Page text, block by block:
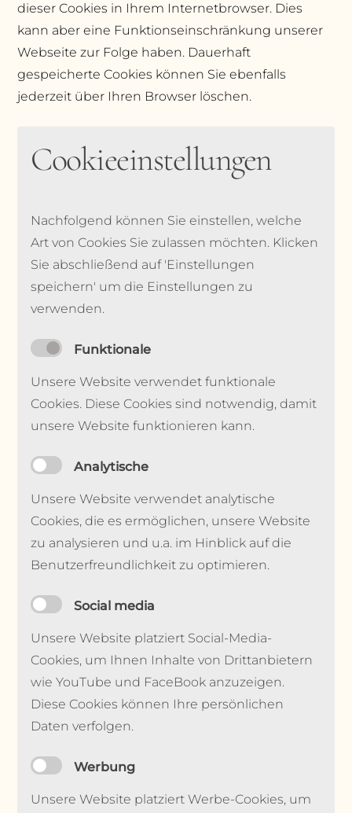
dieser Cookies in Ihrem Internetbrowser. Dies
kann aber eine Funktionseinschränkung unserer
Webseite zur Folge haben. Dauerhaft
gespeicherte Cookies können Sie ebenfalls
jederzeit über Ihren Browser löschen.
Cookieeinstellungen
Nachfolgend können Sie einstellen, welche
Art von Cookies Sie zulassen möchten. Klicken
Sie abschließend auf 'Einstellungen
speichern' um die Einstellungen zu
verwenden.
Funktionale
Unsere Website verwendet funktionale
Cookies. Diese Cookies sind notwendig, damit
unsere Website funktionieren kann.
Analytische
Unsere Website verwendet analytische
Cookies, die es ermöglichen, unsere Website
zu analysieren und u.a. im Hinblick auf die
Benutzerfreundlichkeit zu optimieren.
Social media
Unsere Website platziert Social-Media-
Cookies, um Ihnen Inhalte von Drittanbietern
wie YouTube und FaceBook anzuzeigen.
Diese Cookies können Ihre persönlichen
Daten verfolgen.
Werbung
Unsere Website platziert Werbe-Cookies, um